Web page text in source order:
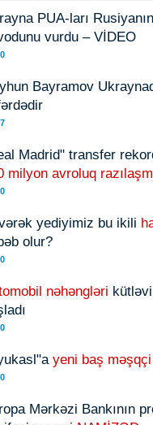
PUA-ları
vurdu – VİDEO
Bayramov
Madrid" transfer
milyon avroluq
yediyimiz bu ikili
olur?
nəhəngləri
yeni baş məşqçi
Mərkəzi Bankının